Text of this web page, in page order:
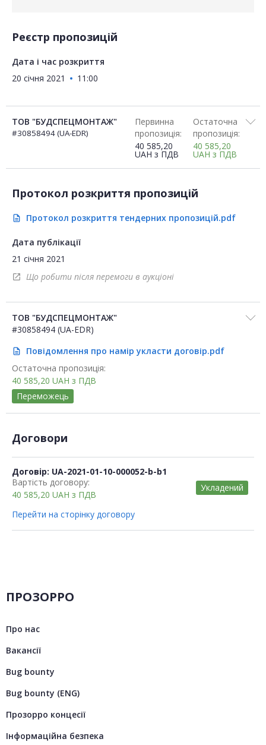
Реєстр пропозицій
Дата і час розкриття
20 січня 2021
11:00
ТОВ "БУДСПЕЦМОНТАЖ"
#30858494 (UA-EDR)
Первинна
пропозиція:
40 585,20
UAH з ПДВ
Остаточна
пропозиція:
40 585,20
UAH з ПДВ
Протокол розкриття пропозицій
description Протокол розкриття тендерних пропозицій.pdf
Дата публікації
21 січня 2021
open_in_new Що робити після перемоги в аукціоні
ТОВ "БУДСПЕЦМОНТАЖ"
#30858494 (UA-EDR)
description
Повідомлення про намір укласти договір.pdf
Остаточна пропозиція:
40 585,20 UAH з ПДВ
Переможець
Договори
Договір: UA-2021-01-10-000052-b-b1
Вартість договору:
40 585,20 UAH з ПДВ
Укладений
Перейти на сторінку договору
ПРОЗОРРО
Про нас
Вакансії
Bug bounty
Bug bounty (ENG)
Прозорро концесії
Інформаційна безпека